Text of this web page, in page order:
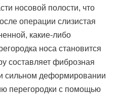
носовой полости, что
операции слизистая
какие-либо
носа становится
составляет фиброзная
сильном деформировании
перегородки с помощью